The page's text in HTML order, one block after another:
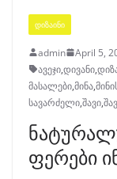
ᲓᲘᲖᲐᲘᲜᲘ
admin
April 5,
ავეჯი,დივანი,
მასალები,მინა,
სავარძელი,შავი,
ფერები